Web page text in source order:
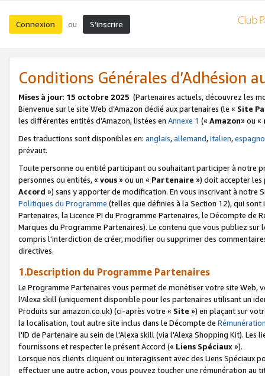
Connexion ou S’inscrire
Conditions Générales d’Adhésion
Mises à jour: 15 octobre 2025 (Partenaires actuels, découvrez les
Bienvenue sur le site Web d’Amazon dédié aux partenaires (le « Site
les différentes entités d’Amazon, listées en Annexe 1 (« Amazon» ou «
Des traductions sont disponibles en: anglais,allemand,italien,
prévaut.
Toute personne ou entité participant ou souhaitant participer à notre
personnes ou entités, « vous» ou un « Partenaire ») doit accepter les
Accord ») sans y apporter de modification. En vous inscrivant à notre
Politiques du Programme (telles que définies à la Section 12), qui
Partenaires, la Licence PI du Programme Partenaires, le Décompte de
Marques du Programme Partenaires). Le contenu que vous publiez
compris l'interdiction de créer, modifier ou supprimer des
directives.
1.Description du Programme Partenaires
Le Programme Partenaires vous permet de monétiser votre site Web,
l'Alexa skill (uniquement disponible pour les partenaires utilisant un
Produits sur amazon.co.uk) (ci-après votre « Site ») en plaçant sur
la localisation, tout autre site inclus dans le Décompte de
l'ID de Partenaire au sein de l'Alexa skill (via l'Alexa Shopping Kit).
fournissons et respecter le présent Accord (« Liens Spéciaux»).
Lorsque nos clients cliquent ou interagissent avec des Liens Spéciaux
effectuer une autre action, vous pouvez toucher une rémunération